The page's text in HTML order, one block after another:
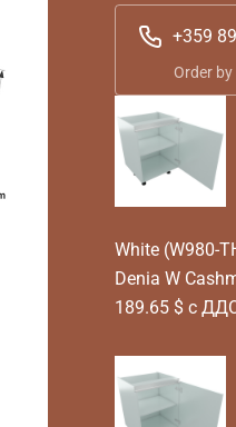
+359
Order
White (W980-
Denia W
189.65 $ с